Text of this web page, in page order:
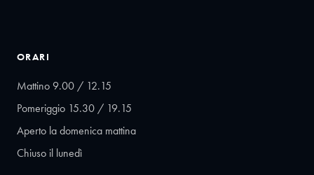
ORARI
Mattino 9.00 / 12.15
Pomeriggio 15.30 / 19.15
Aperto la domenica mattina
Chiuso il lunedì